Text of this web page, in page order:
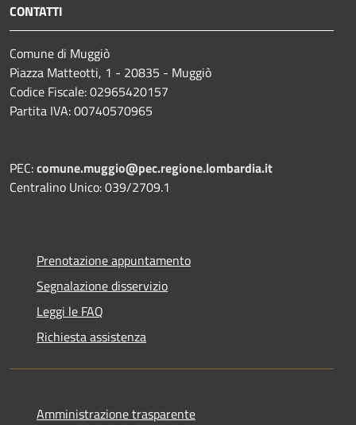
CONTATTI
Comune di Muggiò
Piazza Matteotti, 1 - 20835 - Muggiò
Codice Fiscale: 02965420157
Partita IVA: 00740570965
PEC:comune.muggio@pec.regione.lombardia.it
Centralino Unico: 039/2709.1
Prenotazione appuntamento
Segnalazione disservizio
Leggi le FAQ
Richiesta assistenza
Amministrazione trasparente